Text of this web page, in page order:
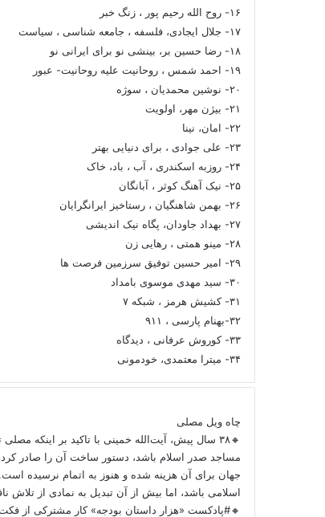
۱۶- روح الله رحیم پور ، زنگ خبر
۱۷- جلال ایجادی، فلسفه ، جامعه شناسی ، سیاست
۱۸- رضا حسین بر، بینشی نو برای ایرانی نو
۱۹- احمد شمس ، روحانیت علیه روحانیت- عبور
۲۰- نوشین محمدیان ، سوژه
۲۱- بیژن مهر، اولویت
۲۲- امان، نینا
۲۳- علی جوادی ، برای دنیایی بهتر
۲۴- روزبه اسکندری ، آب ، باد، خاک
۲۵- نیک آهنگ کوثر ، آبانگان
۲۶- بهمن شاهنگیان ، رستاخیز ایرانگرایان
۲۷- بهداد جاودان، پگاه نیک اندیشی
۲۸- مینو همتی ، رهایی زن
۲۹- امیر حسین توفیق سرزمین فرصت ها
۳۰- سید مهدی موسوی بامداد
۳۱- کشیش هرمز ، شبکه ۷
۳۲-بهنام پارسی ، ۹۱۱
۳۳- کوروش عرفانی ، دیدگاه
۳۴- میترا معتمدی، خودمونی
چاه ویل مصلی
🔸۳۸ سال پیش، آیت‌الله خمینی با تاکید بر اینکه
مساجد صدر اسلام باشد، دستور ساخت آن را صادر
جهان برای آن هزینه شده و هنوز به اتمام نرسیده
اسلامی باشد، اما بیش از آن تبدیل به نمادی از
🔸#پادکست «هزار داستان بودجه» کار مشترکی از